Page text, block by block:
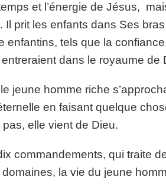
et l’énergie de Jésus,
Il prit les enfants dans Ses
enfantins, tels que la
dans le royaume de
jeune homme riche
en faisant quelque
elle vient de Dieu.
commandements, qui traite
la vie du jeune